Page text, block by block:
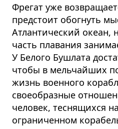
Фрегат уже
предстоит обогнуть
Атлантический океан,
часть плавания
У Белого Бушлата
чтобы в мельчайших
жизнь военного
своеобразные
человек, теснящихся
ограниченном